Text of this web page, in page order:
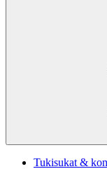
Tukisukat &